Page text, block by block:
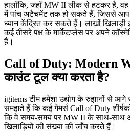
हालाँकि, जहाँ MW II लीक से हटकर है,
में पांच अटैचमेंट तक हो सकते हैं, जिससे आप
ध्यान केंद्रित कर सकते हैं। लाखों
कई तीसरे पक्ष के मार्केटप्लेस पर अपने
हैं।
Call of Duty: Modern
काउंट टूल क्या करता है?
igitems टीम हमेशा उद्योग के रुझानों से
समझते हैं कि कई गेमर्स Call of Duty
कि वे समय-समय पर MW II के साथ-साथ
खिलाड़ियों की संख्या की जाँच करते हैं।